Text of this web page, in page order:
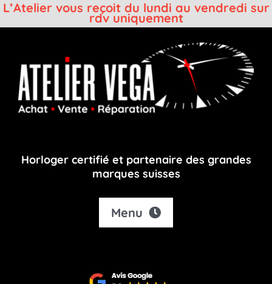
L’Atelier vous reçoit du lundi au vendredi sur
rdv uniquement
contenu
Horloger certifié et partenaire des grandes
marques suisses
Menu
Shop